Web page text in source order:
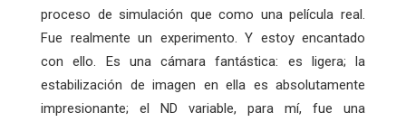
proceso de simulación que como una película real.
Fue realmente un experimento. Y estoy encantado
con ello. Es una cámara fantástica: es ligera; la
estabilización de imagen en ella es absolutamente
impresionante; el ND variable, para mí, fue una